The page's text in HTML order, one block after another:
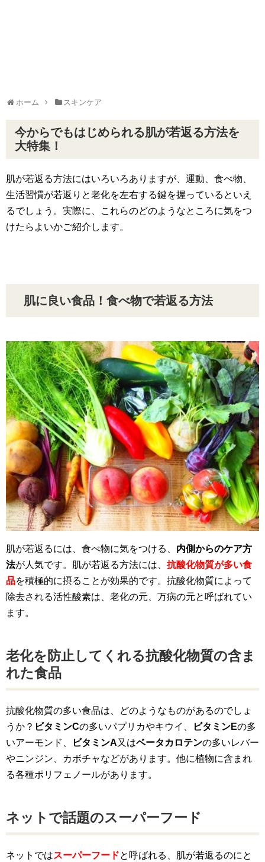
ホーム スキンケア
今からでもはじめられる肌が若返る方法を
大特集！
肌が若返る方法にはいろいろありますが、運動、食べ物、
生活習慣が若返りと老化を左右する鍵を握っているといえ
るでしょう。実際に、これらのどのようなところに気をつ
けたらよいかご紹介します。
肌に良い食品！食べ物で若返る方法
肌が若返るには、食べ物に気をつける、 内側からのケア方
法が人気です。肌が若返る方法には、 抗酸化物質が多い食
品を積極的に摂ることが効果的です。抗酸化物質によって
除去される活性酸素は、老化の元、万病の元と呼ばれてい
ます。
老化を防止してくれる抗酸化物質の含ま
れた食品
抗酸化物質の多い食品は、どのようなものがあるのでしょ
うか？ ビタミンCの多いパプリカやキウイ、 ビタミンEの多
いアーモンド、
ビタミンA又はベータカロテンの多いレバー
やニンジン、カボチャなどがあります。他に植物に含まれ
る各種ポリフェノールがあります。
ネットで話題のスーパーフード
ネットではスーパーフードと呼ばれる、肌が若返るのにと